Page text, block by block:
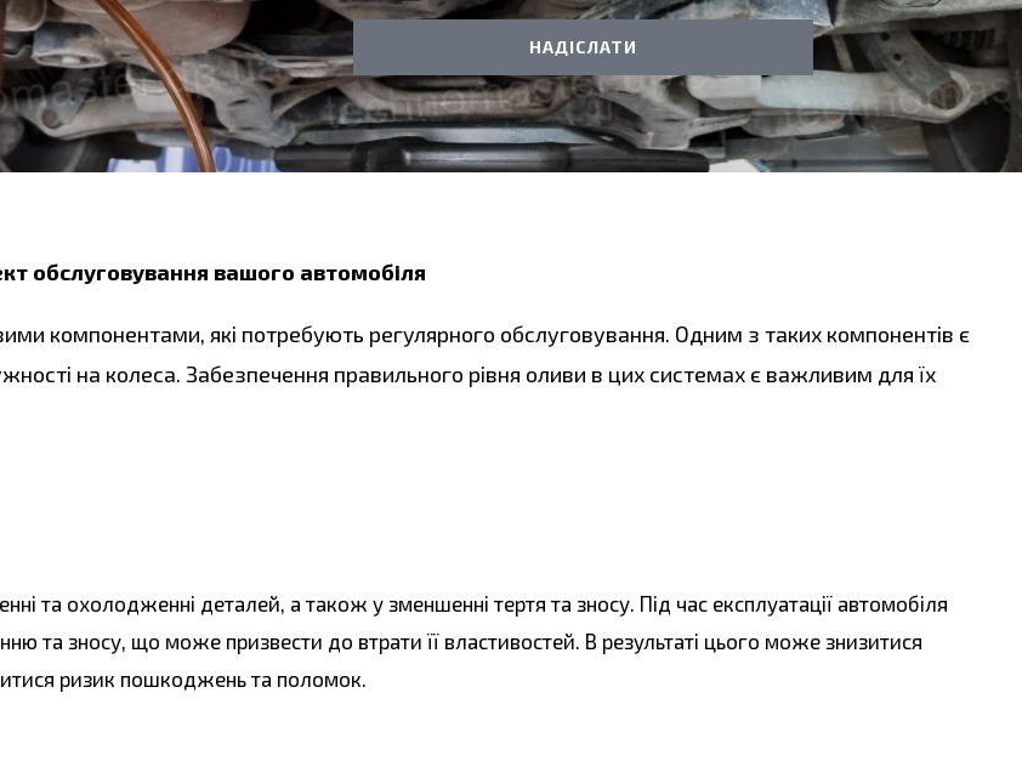
о
н
л
у
г
а
НАДІСЛАТИ
обслуговування вашого автомобіля
компонентами, які потребують регулярного обслуговування. Одним з таких компонентів є
на колеса. Забезпечення правильного рівня оливи в цих системах є важливим для їх
та охолодженні деталей, а також у зменшенні тертя та зносу. Під час експлуатації автомобіля
та зносу, що може призвести до втрати її властивостей. В результаті цього може знизитися
ризик пошкоджень та поломок.